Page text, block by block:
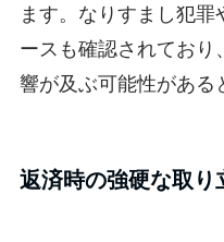
ます。なりすまし犯
ースも確認されており
響が及ぶ可能性がある
返済時の強硬な取り